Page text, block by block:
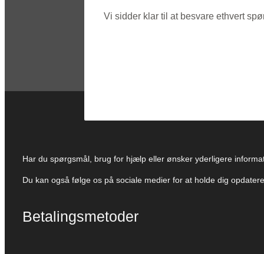
Vi sidder klar til at besvare ethvert
Har du spørgsmål, brug for hjælp eller ønsker yderligere
Du kan også følge os på sociale medier for at holde dig
Betalingsmetoder